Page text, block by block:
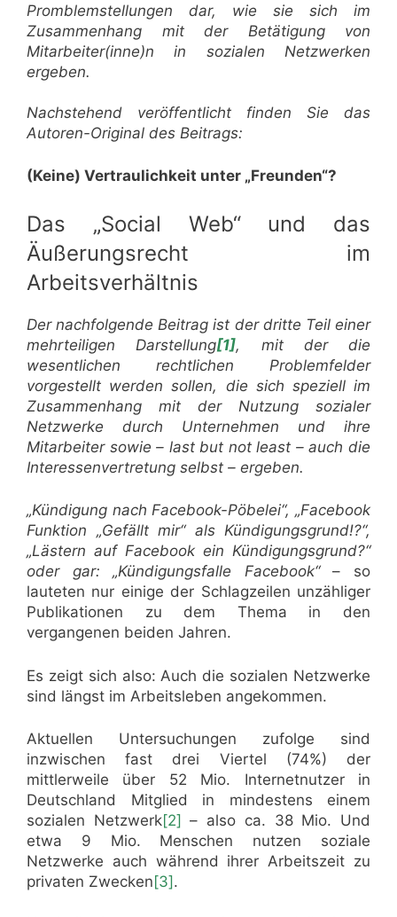
Promblemstellungen dar, wie sie sich im
Zusammenhang mit der Betätigung von
Mitarbeiter(inne)n in sozialen Netzwerken
ergeben.
Nachstehend veröffentlicht finden Sie das
Autoren-Original des Beitrags:
(Keine) Vertraulichkeit unter „Freunden“?
Das „Social Web“ und das
Äußerungsrecht im
Arbeitsverhältnis
Der nachfolgende Beitrag ist der dritte Teil einer
mehrteiligen Darstellung[1], mit der die
wesentlichen rechtlichen Problemfelder
vorgestellt werden sollen, die sich speziell im
Zusammenhang mit der Nutzung sozialer
Netzwerke durch Unternehmen und ihre
Mitarbeiter sowie – last but not least – auch die
Interessenvertretung selbst – ergeben.
„Kündigung nach Facebook-Pöbelei“, „Facebook
Funktion „Gefällt mir“ als Kündigungsgrund!?“,
„Lästern auf Facebook ein Kündigungsgrund?“
oder gar: „Kündigungsfalle Facebook“– so
lauteten nur einige der Schlagzeilen unzähliger
Publikationen zu dem Thema in den
vergangenen beiden Jahren.
Es zeigt sich also: Auch die sozialen Netzwerke
sind längst im Arbeitsleben angekommen.
Aktuellen Untersuchungen zufolge sind
inzwischen fast drei Viertel (74%) der
mittlerweile über 52 Mio. Internetnutzer in
Deutschland Mitglied in mindestens einem
sozialen Netzwerk[2] – also ca. 38 Mio. Und
etwa 9 Mio. Menschen nutzen soziale
Netzwerke auch während ihrer Arbeitszeit zu
privaten Zwecken [3] .